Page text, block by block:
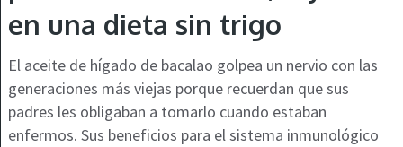
en una dieta sin trigo
El aceite de hígado de bacalao golpea un nervio con las
generaciones más viejas porque recuerdan que sus
padres les obligaban a tomarlo cuando estaban
enfermos. Sus beneficios para el sistema inmunológico